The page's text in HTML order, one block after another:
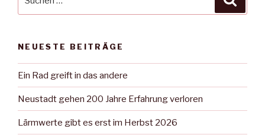
NEUESTE BEITRÄGE
Ein Rad greift in das andere
Neustadt gehen 200 Jahre Erfahrung verloren
Lärmwerte gibt es erst im Herbst 2026